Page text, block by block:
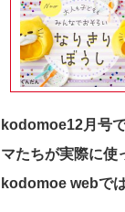
kodomoe12月号
マたちが実際に使
kodomoe webで